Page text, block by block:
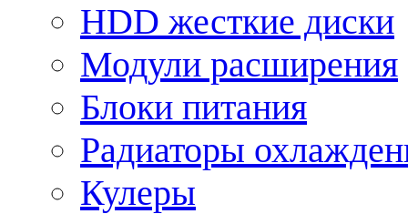
HDD жесткие диски
Модули расширения
Блоки питания
Радиаторы
Кулеры